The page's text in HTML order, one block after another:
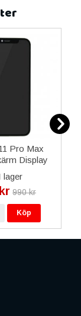
Pro Max
Display
-
lager
990 kr
Köp